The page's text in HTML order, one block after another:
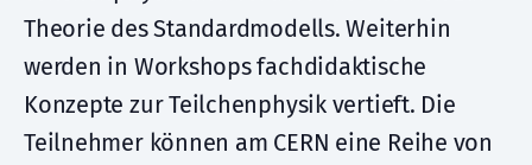
Theorie des Standardmodells. Weiterhin
werden in Workshops fachdidaktische
Konzepte zur Teilchenphysik vertieft. Die
Teilnehmer können am CERN eine Reihe von